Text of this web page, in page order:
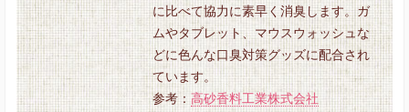
に比べて協力に素早く消臭します。ガ
ムやタブレット、マウスウォッシュな
どに色んな口臭対策グッズに配合され
ています。
参考： 高砂香料工業株式会社